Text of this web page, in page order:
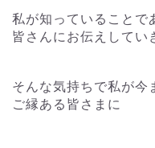
私が知っていることで
皆さんにお伝えしてい
そんな気持ちで私が今
ご縁ある皆さまに